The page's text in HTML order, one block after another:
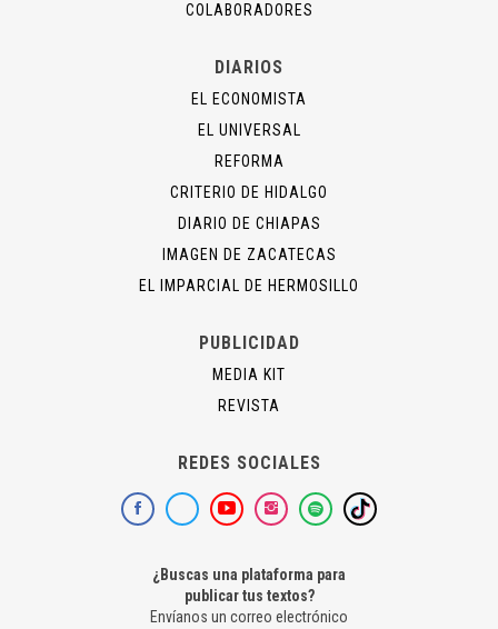
COLABORADORES
DIARIOS
EL ECONOMISTA
EL UNIVERSAL
REFORMA
CRITERIO DE HIDALGO
DIARIO DE CHIAPAS
IMAGEN DE ZACATECAS
EL IMPARCIAL DE HERMOSILLO
PUBLICIDAD
MEDIA KIT
REVISTA
REDES SOCIALES
¿Buscas una plataforma para
publicar tus textos?
Envíanos un correo electrónico